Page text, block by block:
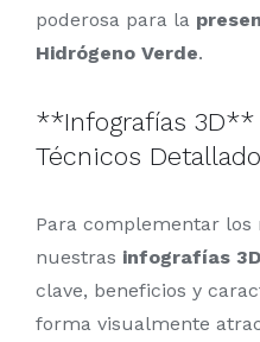
poderosa para la
Hidrógeno Verde.
**Infografías 3D**
Técnicos
Para complementar los
nuestras infografías 3D
clave, beneficios y
forma visualmente